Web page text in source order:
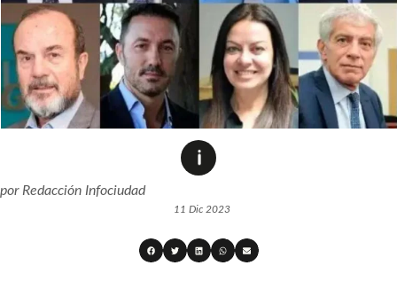
porRedacción Infociudad
11 Dic 2023